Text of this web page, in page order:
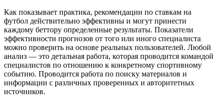
Как показывает практика, рекомендации по ставкам на
футбол действительно эффективны и могут принести
каждому беттору определенные результаты. Показатели
эффективности прогнозов от того или иного специалиста
можно проверить на основе реальных пользователей. Любой
анализ — это детальная работа, которая проводится командой
специалистов по отношению к конкретному спортивному
событию. Проводится работа по поиску материалов и
информации с различных проверенных и авторитетных
источников.